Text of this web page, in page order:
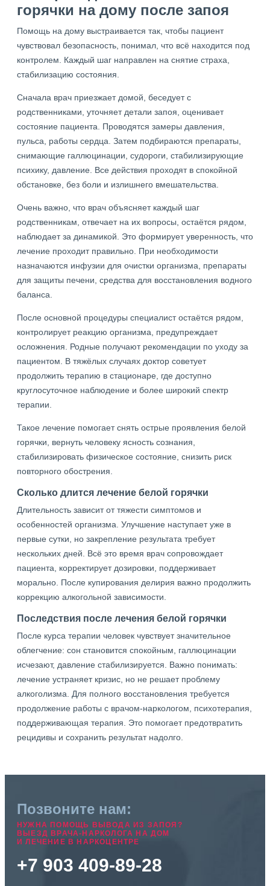
горячки на дому после запоя
Помощь на дому выстраивается так, чтобы пациент
чувствовал безопасность, понимал, что всё находится под
контролем. Каждый шаг направлен на снятие страха,
стабилизацию состояния.
Сначала врач приезжает домой, беседует с
родственниками, уточняет детали запоя, оценивает
состояние пациента. Проводятся замеры давления,
пульса, работы сердца. Затем подбираются препараты,
снимающие галлюцинации, судороги, стабилизирующие
психику, давление. Все действия проходят в спокойной
обстановке, без боли и излишнего вмешательства.
Очень важно, что врач объясняет каждый шаг
родственникам, отвечает на их вопросы, остаётся рядом,
наблюдает за динамикой. Это формирует уверенность, что
лечение проходит правильно. При необходимости
назначаются инфузии для очистки организма, препараты
для защиты печени, средства для восстановления водного
баланса.
После основной процедуры специалист остаётся рядом,
контролирует реакцию организма, предупреждает
осложнения. Родные получают рекомендации по уходу за
пациентом. В тяжёлых случаях доктор советует
продолжить терапию в стационаре, где доступно
круглосуточное наблюдение и более широкий спектр
терапии.
Такое лечение помогает снять острые проявления белой
горячки, вернуть человеку ясность сознания,
стабилизировать физическое состояние, снизить риск
повторного обострения.
Сколько длится лечение белой горячки
Длительность зависит от тяжести симптомов и
особенностей организма. Улучшение наступает уже в
первые сутки, но закрепление результата требует
нескольких дней. Всё это время врач сопровождает
пациента, корректирует дозировки, поддерживает
морально. После купирования делирия важно продолжить
коррекцию алкогольной зависимости.
Последствия после лечения белой горячки
После курса терапии человек чувствует значительное
облегчение: сон становится спокойным, галлюцинации
исчезают, давление стабилизируется. Важно понимать:
лечение устраняет кризис, но не решает проблему
алкоголизма. Для полного восстановления требуется
продолжение работы с врачом-наркологом, психотерапия,
поддерживающая терапия. Это помогает предотвратить
рецидивы и сохранить результат надолго.
Позвоните нам:
НУЖНА ПОМОЩЬ ВЫВОДА ИЗ ЗАПОЯ?
ВЫЕЗД ВРАЧА-НАРКОЛОГА НА ДОМ
И ЛЕЧЕНИЕ В НАРКОЦЕНТРЕ
+7 903 409-89-28